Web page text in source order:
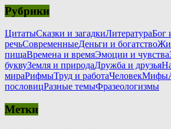
Рубрики
ЦитатыСказки и загадкиЛитератураБог
речьСовременныеДеньги и богатство
пищаВремена и времяЭмоции и чувства
буквуЗемля и природаДружба и друзья
мираРифмыТруд и работаЧеловекМифы
пословицРазные темыФразеологизмы
Метки